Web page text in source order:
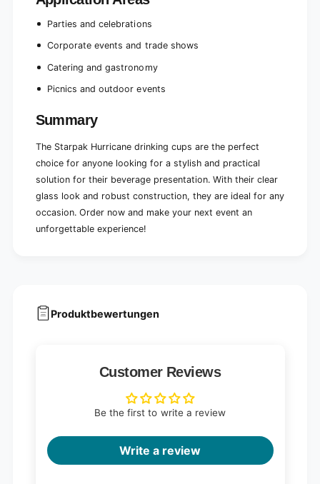
r
S
l
d
e
0
i
e
c
e
a
r
S
l
d
(
0
i
e
c
e
s
Parties and celebrations
Corporate events and trade shows
Catering and gastronomy
Picnics and outdoor events
Summary
The Starpak Hurricane drinking cups are the perfect
choice for anyone looking for a stylish and practical
solution for their beverage presentation. With their clear
glass look and robust construction, they are ideal for any
occasion. Order now and make your next event an
unforgettable experience!
Produktbewertungen
Customer Reviews
Be the first to write a review
Write a review